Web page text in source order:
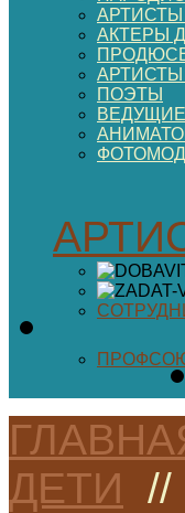
АКТЕРЫ
АРТИСТЫ
ПОЭТЫ
ДЕТИ //